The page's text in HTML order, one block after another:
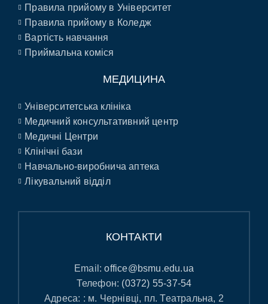
Правила прийому в Університет
Правила прийому в Коледж
Вартість навчання
Приймальна коміся
МЕДИЦИНА
Університетська клініка
Медичний консультативний центр
Медичні Центри
Клінічні бази
Навчально-виробнича аптека
Лікувальний відділ
КОНТАКТИ
Email:office@bsmu.edu.ua
Телефон: (0372) 55-37-54
Адреса: : м. Чернівці, пл. Театральна, 2